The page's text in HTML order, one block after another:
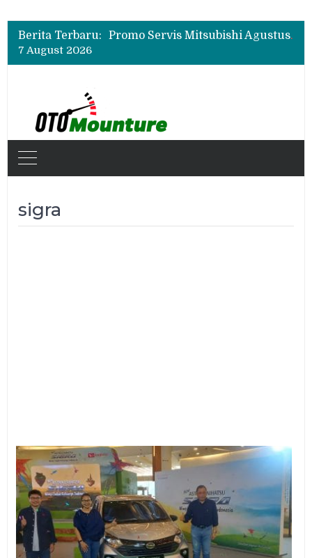
Berita Terbaru:
Bukan Cuma Layar 14,6 Inci, Ini Fitur Pintar Changan Nevo Q05 yang Dibanderol Rp309 Juta
Promo Servis Mitsubishi Agustus 2026, Ada Diskon ESP dan Bodi & Cat Kilau Merdeka
Bukan Cuma Layar 14,6 Inci, Ini Fitur Pintar Changan Nevo Q05 yang Dibanderol Rp309 Juta
7 August 2026
sigra